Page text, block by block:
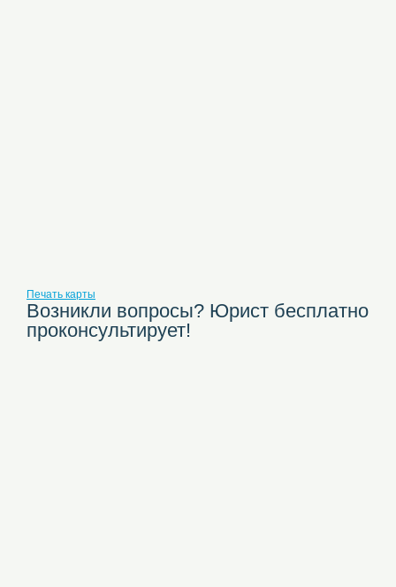
Печать карты
Возникли вопросы? Юрист бесплатно
проконсультирует!